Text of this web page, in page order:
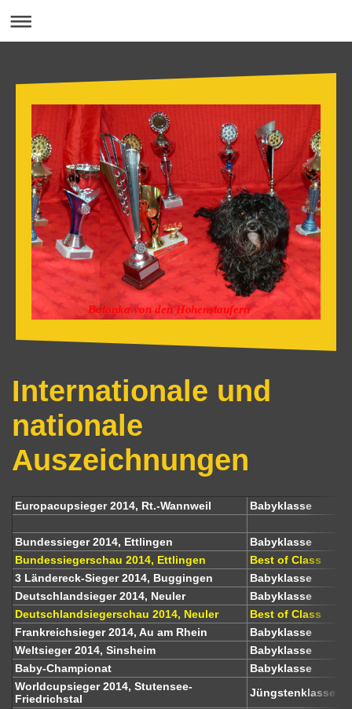
Bolonka von den Hohenstaufern
Internationale und
nationale
Auszeichnungen
Europacupsieger 2014, Rt.-Wannweil Babyklasse
Bundessieger 2014, Ettlingen
Babyklasse
Bundessiegerschau 2014, Ettlingen
Best of Class
3 Ländereck-Sieger 2014, Buggingen
Babyklasse
Deutschlandsieger 2014, Neuler
Babyklasse
Deutschlandsiegerschau 2014, Neuler
Best of Class
Frankreichsieger 2014, Au am Rhein
Babyklasse
Weltsieger 2014, Sinsheim
Babyklasse
Baby-Championat
Babyklasse
Worldcupsieger 2014, Stutensee-
Friedrichstal
Jüngstenklasse